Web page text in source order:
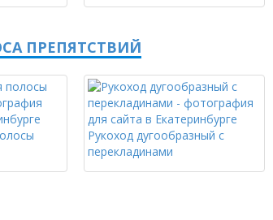
ПРЕПЯТСТВИЙ
Рукоход дугообразный с
перекладинами